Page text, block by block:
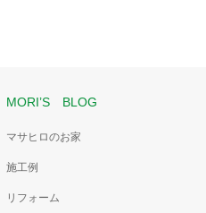
MORI’S BLOG
マサヒロのお家
施工例
リフォーム